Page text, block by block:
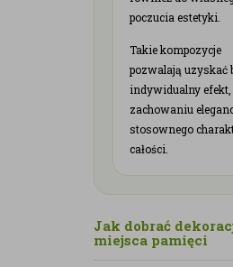
poczucia estetyki.
Takie kompozycje
pozwalają uzyskać
indywidualny
zachowaniu
stosownego
całości.
Jak dobrać
miejsca pamięci